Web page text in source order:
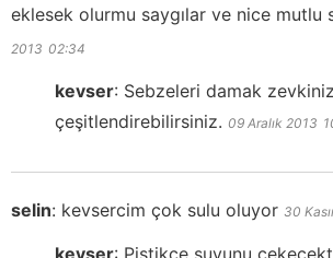
eklesek olurmu saygılar ve nice mutlu
2013 02:34
kevser: Sebzeleri damak
çeşitlendirebilirsiniz. 09 Aralık 2013
selin: kevsercim çok sulu oluyor 30